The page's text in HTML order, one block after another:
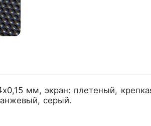
мм, экран: плетеный,
серый.